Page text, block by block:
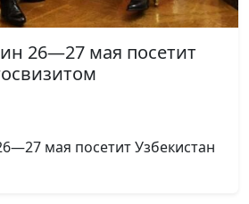
26—27 мая посетит
мая посетит Узбекистан